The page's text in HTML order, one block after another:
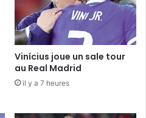
Vinícius joue un sale tour
au Real Madrid
il y a 7 heures